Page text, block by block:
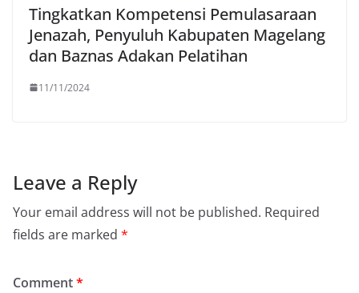
Tingkatkan Kompetensi Pemulasaraan
Jenazah, Penyuluh Kabupaten Magelang
dan Baznas Adakan Pelatihan
11/11/2024
Leave a Reply
Your email address will not be published. Required
fields are marked *
Comment*